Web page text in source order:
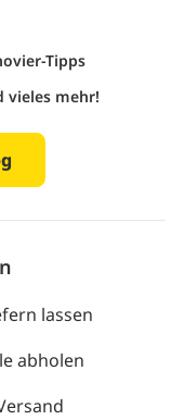
Tipps
vieles mehr!
lassen
abholen